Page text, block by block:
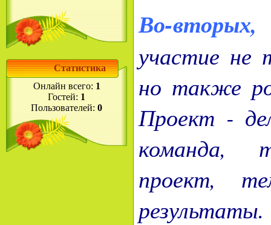
Статистика
Онлайн всего: 1
Гостей: 1
Пользователей: 0
Во-вторых,
участие не
но также
Проект -
команда,
проект,
результаты.